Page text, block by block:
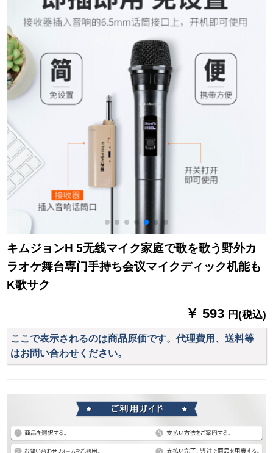
放送コールデバイス
セット播送バーII电音
版+SR-7 Vセット
振膜マイクセト
キムジョンH 5无线マイク家庭で歌を歌う野外カ
ラオケ舞台専门手持ち会议マイクディック机能も
K歌サク
￥ 593 円(税込)
ここで表示されるのは商品原価です。代理費用、送料等
はお問い合わせください。